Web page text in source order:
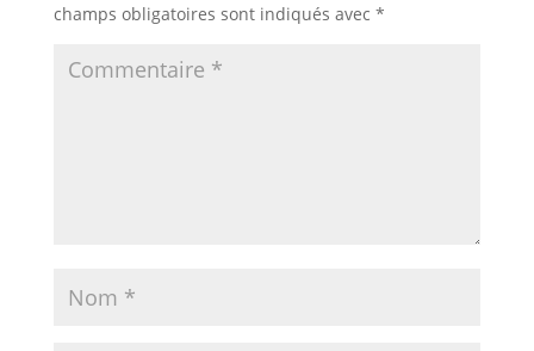
champs obligatoires sont indiqués avec *